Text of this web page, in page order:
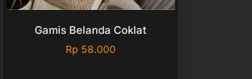
Gamis Belanda Coklat
Rp 58.000